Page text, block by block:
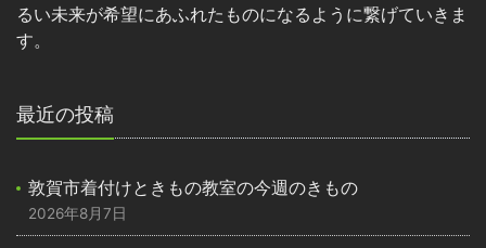
るい未来が希望にあふれたものになるように繋げていきま
す。
最近の投稿
敦賀市着付けときもの教室の今週のきもの
2026年8月7日